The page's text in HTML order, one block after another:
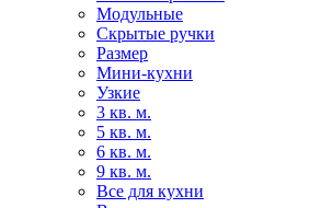
Модульные
Скрытые ручки
Размер
Мини-кухни
Узкие
3 кв. м.
5 кв. м.
6 кв. м.
9 кв. м.
Все для кухни